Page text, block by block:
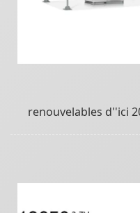
renouvelables d''ici